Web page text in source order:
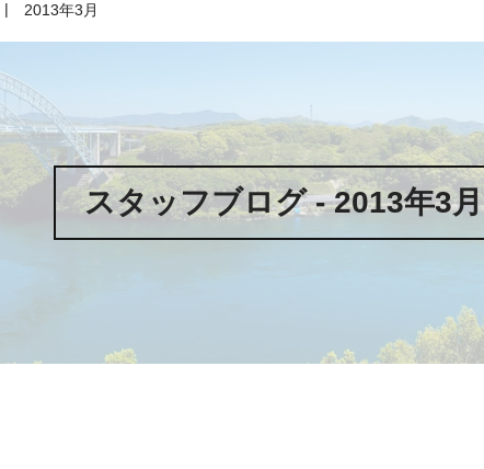
2013年3月
スタッフブログ - 2013年3月